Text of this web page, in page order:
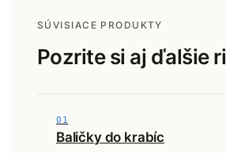
SÚVISIACE PRODUKTY
Pozrite si aj ďalšie
01
Baličky do krabíc